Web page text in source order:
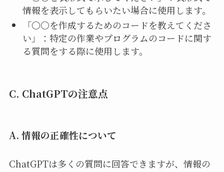
情報を表示してもらいたい場合に使用します。
「〇〇を作成するためのコードを教えてくださ
い」：特定の作業やプログラムのコードに関す
る質問をする際に使用します。
C. ChatGPTの注意点
A. 情報の正確性について
ChatGPTは多くの質問に回答できますが、情報の